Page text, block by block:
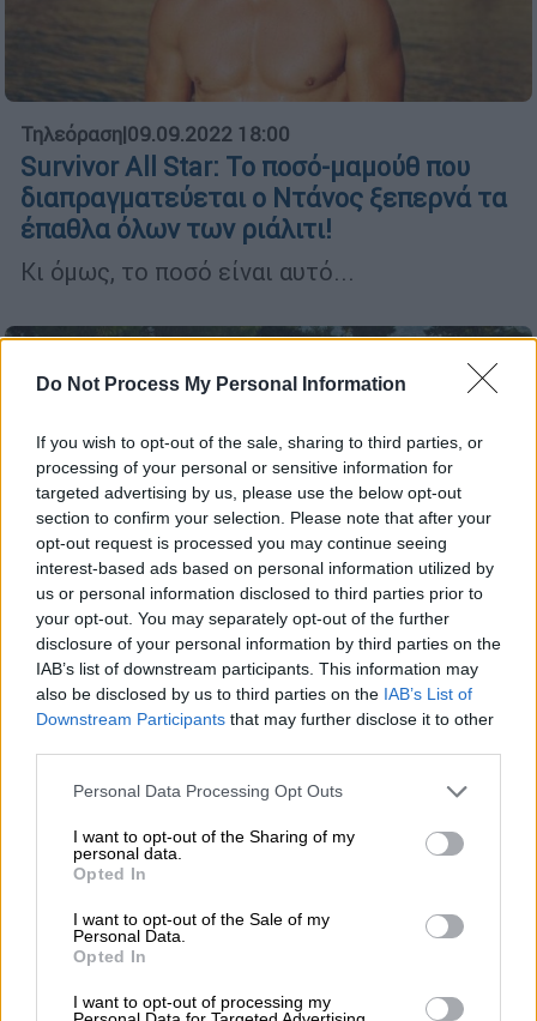
Do Not Process My Personal Information
If you wish to opt-out of the sale, sharing to third parties, or
processing of your personal or sensitive information for
targeted advertising by us, please use the below opt-out
section to confirm your selection. Please note that after your
opt-out request is processed you may continue seeing
interest-based ads based on personal information utilized by
us or personal information disclosed to third parties prior to
your opt-out. You may separately opt-out of the further
disclosure of your personal information by third parties on the
IAB’s list of downstream participants. This information may
also be disclosed by us to third parties on the IAB’s List of
Downstream Participants that may further disclose it to other
Please note that this website/app uses one or more Google
not limited to your visit or usage behaviour. You may click to
grant or deny consent to Google and its third-party tags to
use your data for below specified purposes in below Google
consent section.
Personal Data Processing Opt Outs
I want to opt-out of the Sharing of my
personal data.
Opted In
I want to opt-out of the Sale of my
Personal Data.
Opted In
I want to opt-out of processing my
Τηλεόραση|09.09.2022 18:00
Survivor All Star: Το ποσό-μαμούθ που
διαπραγματεύεται ο Ντάνος ξεπερνά τα
έπαθλα όλων των ριάλιτι!
Κι όμως, το ποσό είναι αυτό...
Lifestyle 13.11.2021 09:39
αλλάζει τη ζωή» - Η πρόταση για το
Bachelor
Ο Γιώργος Αγγελόπουλος μίλησε για το
«Survivor», ο θάνατος του πατέρα του και η
πρόταση για το «Bachelor»